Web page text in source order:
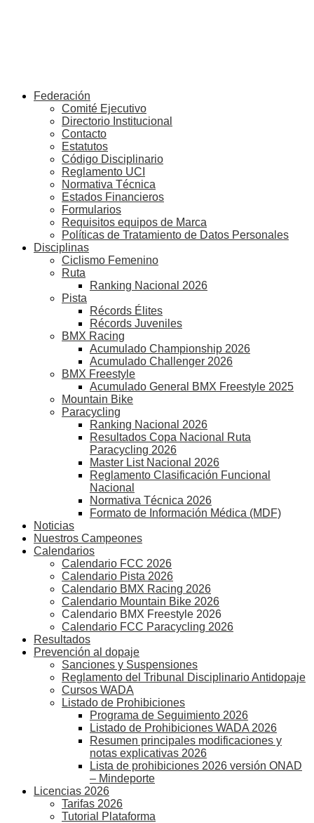
Federación
Comité Ejecutivo
Directorio Institucional
Contacto
Estatutos
Código Disciplinario
Reglamento UCI
Normativa Técnica
Estados Financieros
Formularios
Requisitos equipos de Marca
Políticas de Tratamiento de Datos Personales
Disciplinas
Ciclismo Femenino
Ruta
Ranking Nacional 2026
Pista
Récords Élites
Récords Juveniles
BMX Racing
Acumulado Championship 2026
Acumulado Challenger 2026
BMX Freestyle
Acumulado General BMX Freestyle 2025
Mountain Bike
Paracycling
Ranking Nacional 2026
Resultados Copa Nacional Ruta
Paracycling 2026
Master List Nacional 2026
Reglamento Clasificación Funcional
Nacional
Normativa Técnica 2026
Formato de Información Médica (MDF)
Noticias
Nuestros Campeones
Calendarios
Calendario FCC 2026
Calendario Pista 2026
Calendario BMX Racing 2026
Calendario Mountain Bike 2026
Calendario BMX Freestyle 2026
Calendario FCC Paracycling 2026
Resultados
Prevención al dopaje
Sanciones y Suspensiones
Reglamento del Tribunal Disciplinario Antidopaje
Cursos WADA
Listado de Prohibiciones
Programa de Seguimiento 2026
Listado de Prohibiciones WADA 2026
Resumen principales modificaciones y
notas explicativas 2026
Lista de prohibiciones 2026 versión ONAD
– Mindeporte
Licencias 2026
Tarifas 2026
Tutorial Plataforma